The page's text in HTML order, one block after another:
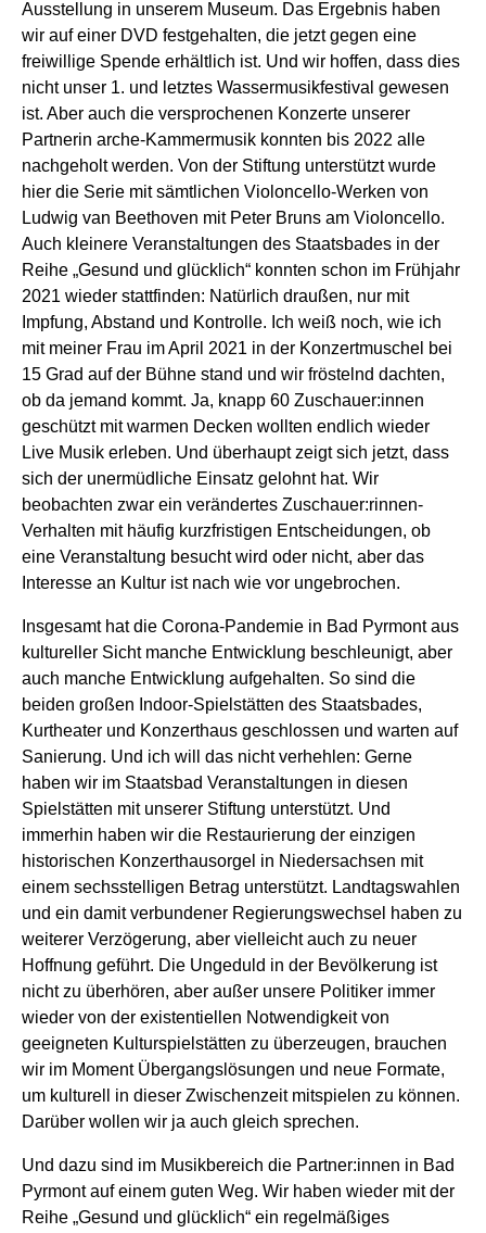
Ausstellung in unserem Museum. Das Ergebnis haben
wir auf einer DVD festgehalten, die jetzt gegen eine
freiwillige Spende erhältlich ist. Und wir hoffen, dass dies
nicht unser 1. und letztes Wassermusikfestival gewesen
ist. Aber auch die versprochenen Konzerte unserer
Partnerin arche-Kammermusik konnten bis 2022 alle
nachgeholt werden. Von der Stiftung unterstützt wurde
hier die Serie mit sämtlichen Violoncello-Werken von
Ludwig van Beethoven mit Peter Bruns am Violoncello.
Auch kleinere Veranstaltungen des Staatsbades in der
Reihe „Gesund und glücklich“ konnten schon im Frühjahr
2021 wieder stattfinden: Natürlich draußen, nur mit
Impfung, Abstand und Kontrolle. Ich weiß noch, wie ich
mit meiner Frau im April 2021 in der Konzertmuschel bei
15 Grad auf der Bühne stand und wir fröstelnd dachten,
ob da jemand kommt. Ja, knapp 60 Zuschauer:innen
geschützt mit warmen Decken wollten endlich wieder
Live Musik erleben. Und überhaupt zeigt sich jetzt, dass
sich der unermüdliche Einsatz gelohnt hat. Wir
beobachten zwar ein verändertes Zuschauer:rinnen-
Verhalten mit häufig kurzfristigen Entscheidungen, ob
eine Veranstaltung besucht wird oder nicht, aber das
Interesse an Kultur ist nach wie vor ungebrochen.
Insgesamt hat die Corona-Pandemie in Bad Pyrmont aus
kultureller Sicht manche Entwicklung beschleunigt, aber
auch manche Entwicklung aufgehalten. So sind die
beiden großen Indoor-Spielstätten des Staatsbades,
Kurtheater und Konzerthaus geschlossen und warten auf
Sanierung. Und ich will das nicht verhehlen: Gerne
haben wir im Staatsbad Veranstaltungen in diesen
Spielstätten mit unserer Stiftung unterstützt. Und
immerhin haben wir die Restaurierung der einzigen
historischen Konzerthausorgel in Niedersachsen mit
einem sechsstelligen Betrag unterstützt. Landtagswahlen
und ein damit verbundener Regierungswechsel haben zu
weiterer Verzögerung, aber vielleicht auch zu neuer
Hoffnung geführt. Die Ungeduld in der Bevölkerung ist
nicht zu überhören, aber außer unsere Politiker immer
wieder von der existentiellen Notwendigkeit von
geeigneten Kulturspielstätten zu überzeugen, brauchen
wir im Moment Übergangslösungen und neue Formate,
um kulturell in dieser Zwischenzeit mitspielen zu können.
Darüber wollen wir ja auch gleich sprechen.
Und dazu sind im Musikbereich die Partner:innen in Bad
Pyrmont auf einem guten Weg. Wir haben wieder mit der
Reihe „Gesund und glücklich“ ein regelmäßiges